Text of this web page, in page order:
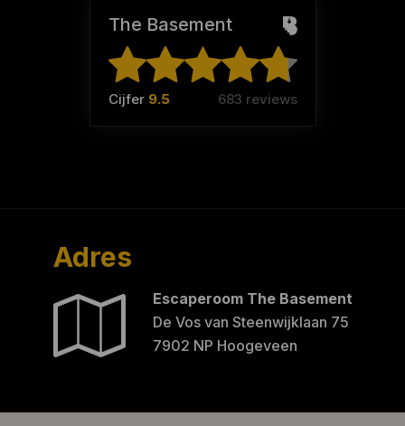
The Basement
Cijfer 9.5 683 reviews
Adres
Escaperoom The Basement
De Vos van Steenwijklaan 75
7902 NP Hoogeveen